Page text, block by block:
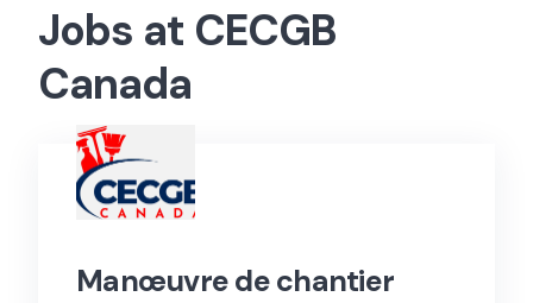
Jobs at CECGB
Canada
Manœuvre de chantier